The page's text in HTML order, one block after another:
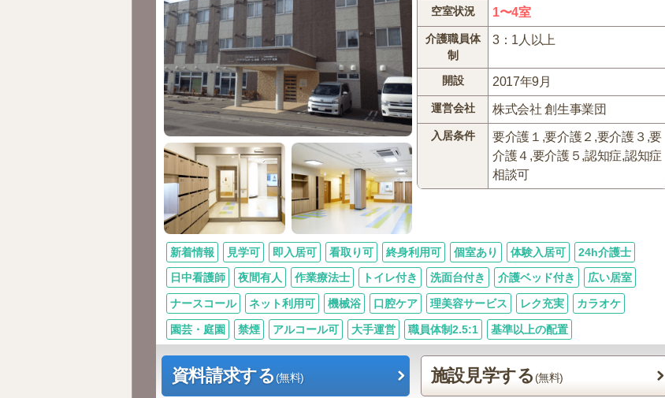
空室状況 1〜4室
介護職員体
制
3：1人以上
開設 2017年9月
運営会社 株式会社 創生事業団
入居条件
要介護１,要介護２,要介護３,要
介護４,要介護５,認知症,認知症
相談可
新着情報 見学可 即入居可 看取り可 終身利用可 個室あり 体験入居可 24h介護士
日中看護師 夜間有人 作業療法士 トイレ付き 洗面台付き 介護ベッド付き 広い居室
ナースコール ネット利用可 機械浴 口腔ケア 理美容サービス レク充実 カラオケ
園芸・庭園 禁煙 アルコール可 大手運営 職員体制2.5:1 基準以上の配置
資料請求する(無料) 施設見学する (無料)